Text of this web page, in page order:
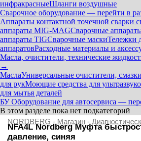
инфракрасныеШланги воздушные
Сварочное оборудование — перейти в
Аппараты контактной точечной сварки
аппараты MIG-MAGСварочные
аппараты TIGСварочные маскиТележки
аппаратовРасходные материалы и
Масла, очистители, технические
→
МаслаУниверсальные очистители, смазки
для рукМоющие средства для
для мытья деталей
БУ Оборудование для автосервиса —
В этом разделе пока нет подкатегорий
NORDBERG - Магазин -
NFA4L Nordberg Муфта
давление, синяя